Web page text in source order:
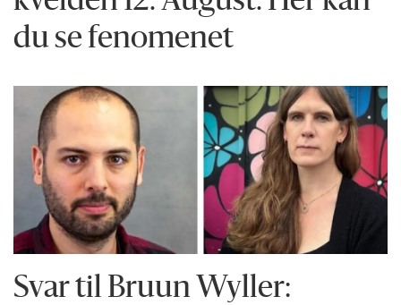
du se fenomenet
Svar til Bruun Wyller: